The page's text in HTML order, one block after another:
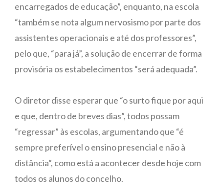
encarregados de educação”, enquanto, na escola
“também se nota algum nervosismo por parte dos
assistentes operacionais e até dos professores”,
pelo que, “para já”, a solução de encerrar de forma
provisória os estabelecimentos “será adequada”.
O diretor disse esperar que “o surto fique por aqui
e que, dentro de breves dias”, todos possam
“regressar” às escolas, argumentando que “é
sempre preferível o ensino presencial e não à
distância”, como está a acontecer desde hoje com
todos os alunos do concelho.